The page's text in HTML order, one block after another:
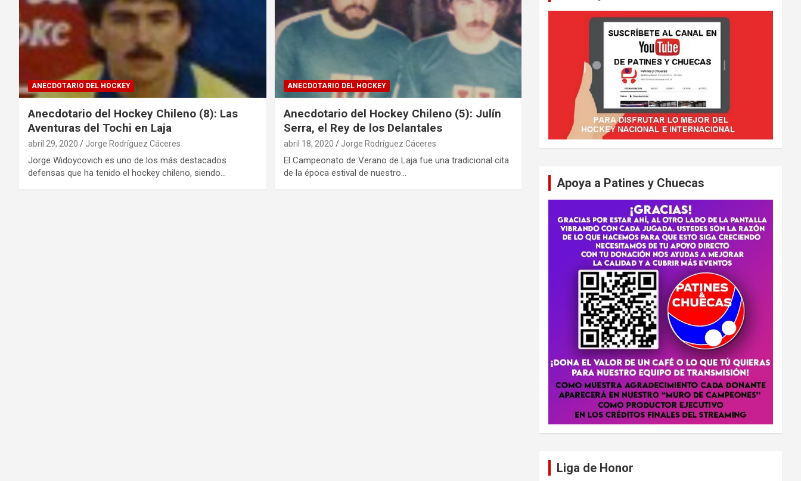
ANECDOTARIO DEL HOCKEY
Anecdotario del Hockey Chileno (8): Las
Aventuras del Tochi en Laja
abril 29, 2020 Jorge Rodríguez Cáceres
Jorge Widoycovich es uno de los más destacados
defensas que ha tenido el hockey chileno, siendo…
ANECDOTARIO DEL HOCKEY
Anecdotario del Hockey Chileno (5): Julín
Serra, el Rey de los Delantales
abril 18, 2020 Jorge Rodríguez Cáceres
El Campeonato de Verano de Laja fue una tradicional cita
de la época estival de nuestro…
Apoya a Patines y Chuecas
Liga de Honor